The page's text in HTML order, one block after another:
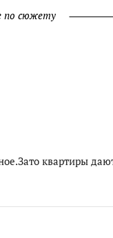
по сюжету
квартиры